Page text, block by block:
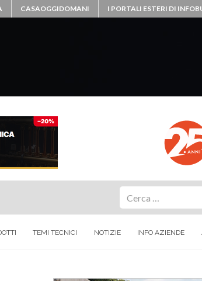
CASAOGGIDOMANI I PORTALI ESTERI DI
TEMI TECNICI NOTIZIE INFO AZIENDE